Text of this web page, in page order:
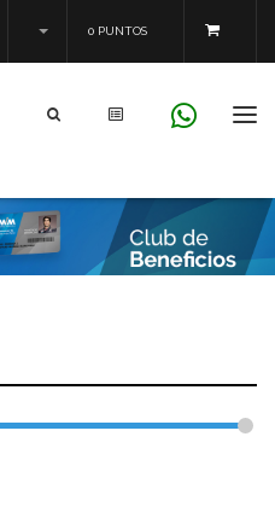
0 PUNTOS